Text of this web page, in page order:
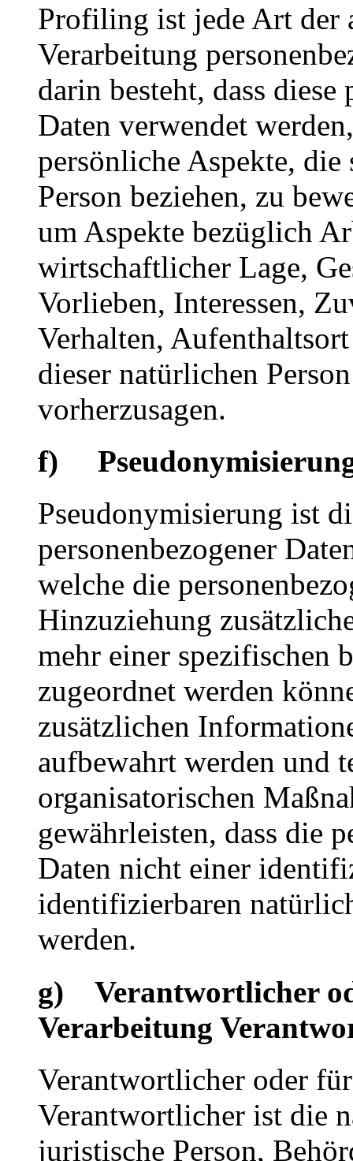
Profiling ist jede Art der
Verarbeitung
darin besteht, dass diese
Daten verwendet
persönliche Aspekte,
Person beziehen, zu
um Aspekte bezüglich
wirtschaftlicher Lage,
Vorlieben, Interessen,
Verhalten,
dieser natürlichen
vorherzusagen.
f)
Pseudonymisierung ist
personenbezogener
welche die
Hinzuziehung
mehr einer spezifischen
zugeordnet werden
zusätzlichen
aufbewahrt werden und
organisatorischen
gewährleisten, dass die
Daten nicht einer
identifizierbaren
werden.
g) Verantwortlicher
Verarbeitung
Verantwortlicher oder
Verantwortlicher ist die
juristische Person,